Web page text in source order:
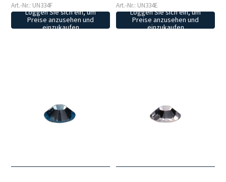
Art.-Nr.: UN334F
Loggen Sie sich ein, um
Preise anzusehen und
einzukaufen
Art.-Nr.: UN334E
Loggen Sie sich ein, um
Preise anzusehen und
einzukaufen